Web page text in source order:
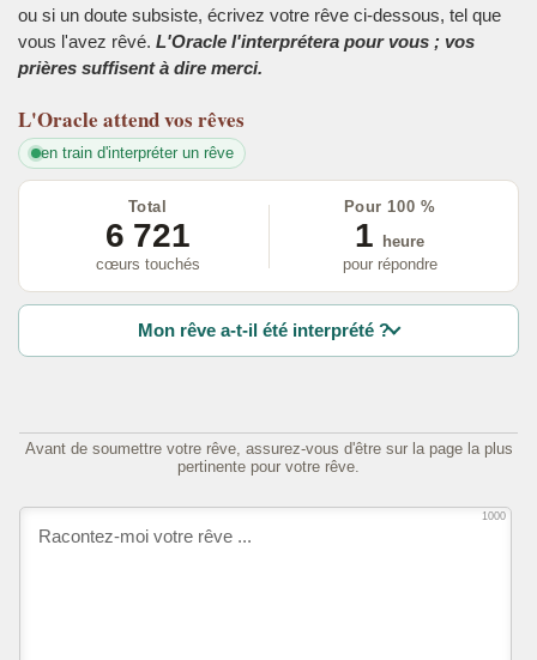
ou si un doute subsiste, écrivez votre rêve ci-dessous, tel que
vous l'avez rêvé. L'Oracle l'interprétera pour vous ; vos
prières suffisent à dire merci.
L'Oracle attend vos rêves
en train d'interpréter un rêve
Total
6 721
cœurs touchés
Pour 100 %
1
heure
pour répondre
Mon rêve a-t-il été interprété ?
Avant de soumettre votre rêve, assurez-vous d'être sur la page la plus
pertinente pour votre rêve.
1000